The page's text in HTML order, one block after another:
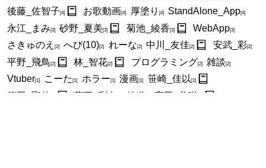
後藤_佐智子 [4] お歌動画[4] 厚塗り [4] StandAlone_App[4]
永江_まみ[3] 砂野_夏美[3] 菊池_綾香[3] WebApp[3]
さきゅのえ [2] へび(10)[2] れーな [2] 中川_友佳[2] 安武_彩[2]
平野_飛鳥[2] 林_智花[2] プログラミング[2] 雑談[2]
Vtuber[1] こーた[1] ホラー [1] 漫画[1] 笹崎_佳以 [1]
篠田_聖佳 葛西_彩奈 鉄道 高田_美咲